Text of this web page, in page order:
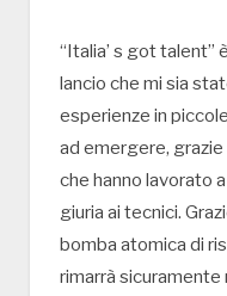
“Italia’ s got talent”
lancio che mi sia
esperienze in
ad emergere,
che hanno lavorato
giuria ai tecnici.
bomba atomica di
rimarrà sicuramente